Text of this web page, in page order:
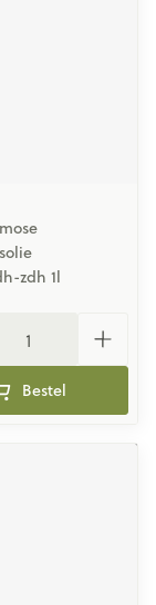
zdh 1l
Bestel